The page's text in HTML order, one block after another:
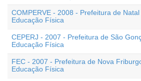
COMPERVE - 2008 - Prefeitura de
Educação Física
CEPERJ - 2007 - Prefeitura de São
Educação Física
FEC - 2007 - Prefeitura de Nova
Educação Física